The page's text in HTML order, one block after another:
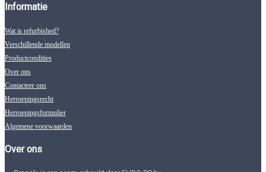
Informatie
Wat is refurbished?
Verschillende modellen
Productcondities
Over ons
Contacteer ons
Herroepingsrecht
Herroepingsformulier
Algemene voorwaarden
Over ons